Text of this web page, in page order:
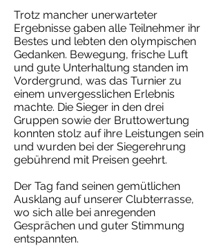
Trotz mancher unerwarteter
Ergebnisse gaben alle Teilnehmer ihr
Bestes und lebten den olympischen
Gedanken. Bewegung, frische Luft
und gute Unterhaltung standen im
Vordergrund, was das Turnier zu
einem unvergesslichen Erlebnis
machte. Die Sieger in den drei
Gruppen sowie der Bruttowertung
konnten stolz auf ihre Leistungen sein
und wurden bei der Siegerehrung
gebührend mit Preisen geehrt.
Der Tag fand seinen gemütlichen
Ausklang auf unserer Clubterrasse,
wo sich alle bei anregenden
Gesprächen und guter Stimmung
entspannten.